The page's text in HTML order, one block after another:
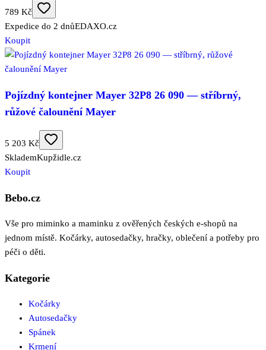
789 Kč
Expedice do 2 dnůEDAXO.cz
Koupit
Pojízdný kontejner Mayer 32P8 26 090 — stříbrný,
růžové čalounění Mayer
5 203 Kč
SklademKupžidle.cz
Koupit
Bebo.cz
Vše pro miminko a maminku z ověřených českých e-shopů na
jednom místě. Kočárky, autosedačky, hračky, oblečení a potřeby pro
péči o děti.
Kategorie
Kočárky
Autosedačky
Spánek
Krmení